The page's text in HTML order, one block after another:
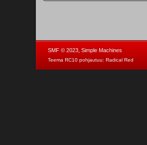
SMF © 2023, Simple Machines
Teema RC10 pohjautuu: Radical Red